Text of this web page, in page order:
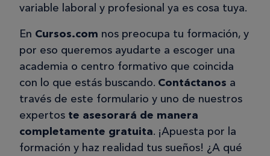
variable laboral y profesional ya es cosa tuya.
En Cursos.com nos preocupa tu formación, y
por eso queremos ayudarte a escoger una
academia o centro formativo que coincida
con lo que estás buscando. Contáctanos a
través de este formulario y uno de nuestros
expertos te asesorará de manera
completamente gratuita. ¡Apuesta por la
formación y haz realidad tus sueños! ¿A qué